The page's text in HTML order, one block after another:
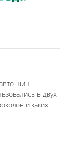
шин
в двух
и каких-